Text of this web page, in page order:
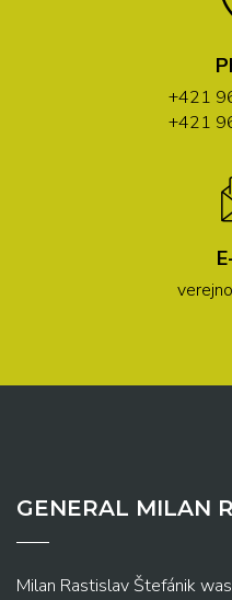
+421
+421
GENERAL MILAN
Milan Rastislav Štefánik